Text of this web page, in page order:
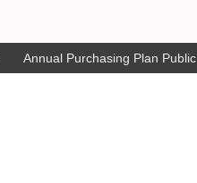
Annual Purchasing Plan Public